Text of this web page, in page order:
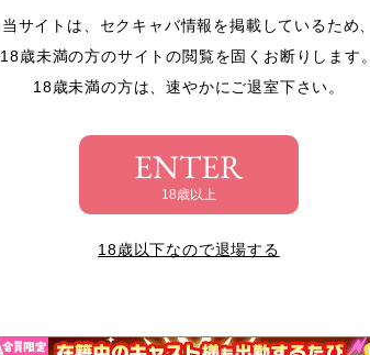
当サイトは、セクキャバ情報を掲載しているため、
18歳未満の方のサイトの閲覧を固くお断りします。
18歳未満の方は、速やかにご退室下さい。
ENTER
18歳以上
18歳以下なので退場する